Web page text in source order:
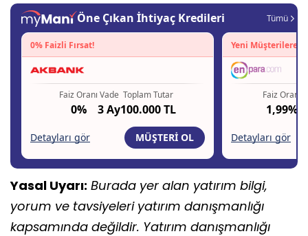
Yasal Uyarı: Burada yer alan yatırım bilgi,
yorum ve tavsiyeleri yatırım danışmanlığı
kapsamında değildir. Yatırım danışmanlığı